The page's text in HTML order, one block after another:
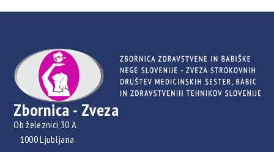
Zbornica - Zveza
Ob železnici 30 A
1000 Ljubljana